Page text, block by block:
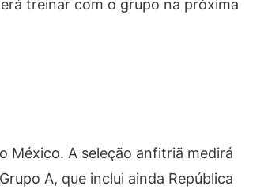
treinar com o grupo na próxima
México. A seleção anfitriã medirá
A, que inclui ainda República